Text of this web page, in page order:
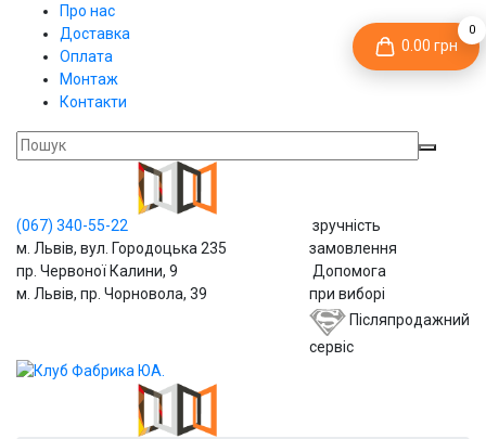
Про нас
Доставка
Оплата
Монтаж
Контакти
0.00 грн
0
(067) 340-55-22
м. Львів, вул. Городоцька 235
пр. Червоної Калини, 9
м. Львів, пр. Чорновола, 39
зручність
замовлення
Допомога
при виборі
Післяпродажний
сервіс